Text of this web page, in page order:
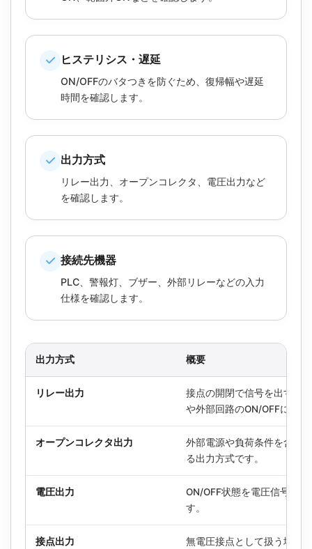
ヒステリシス・遅延
ON/OFFのバタつきを防ぐため、復帰幅や遅延
時間を確認します。
出力方式
リレー出力、オープンコレクタ、電圧出力など
を確認します。
接続先機器
PLC、警報灯、ブザー、外部リレーなどの入力
仕様を確認します。
出力方式 概要
リレー出力
接点の開閉で信号を出す方
や外部回路のON/OFFに使
オープンコレクタ出力
外部電源や負荷条件を含め
る出力方式です。
電圧出力
ON/OFF状態を電圧信号と
す。
接点出力 無電圧接点として扱う場合